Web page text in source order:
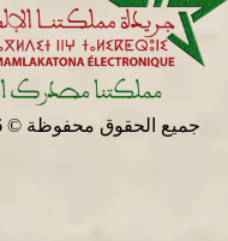
جميع الحقوق محفوظة © 2026